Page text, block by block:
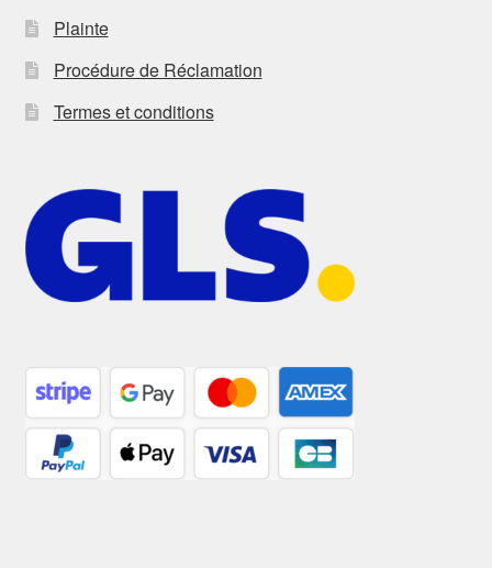
Plainte
Procédure de Réclamation
Termes et conditions